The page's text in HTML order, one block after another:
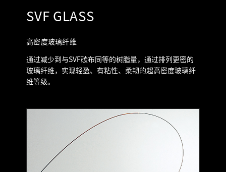
SVF GLASS
高密度玻璃纤维
通过减少到与SVF碳布同等的树脂量，通过排列更密的
玻璃纤维，实现轻盈、有粘性、柔韧的超高密度玻璃纤
维等级。